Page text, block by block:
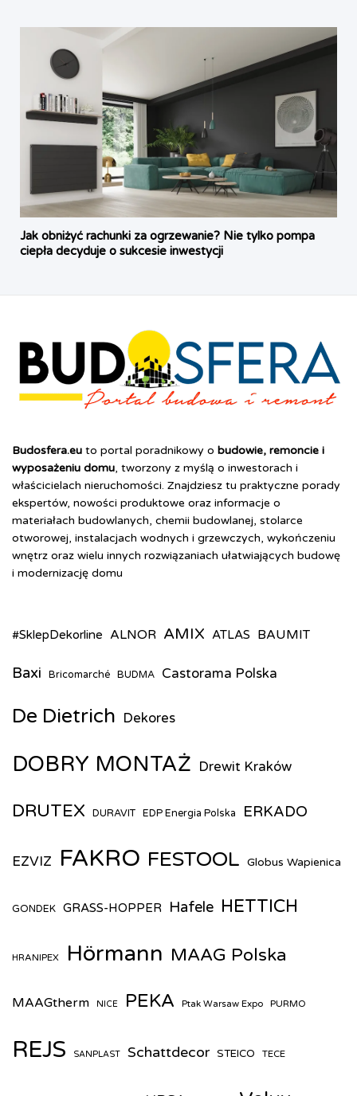
Jak obniżyć rachunki za ogrzewanie? Nie tylko pompa
ciepła decyduje o sukcesie inwestycji
Budosfera.eu to portal poradnikowy o budowie, remoncie i
wyposażeniu domu, tworzony z myślą o inwestorach i
właścicielach nieruchomości. Znajdziesz tu praktyczne porady
ekspertów, nowości produktowe oraz informacje o
materiałach budowlanych, chemii budowlanej, stolarce
otworowej, instalacjach wodnych i grzewczych, wykończeniu
wnętrz oraz wielu innych rozwiązaniach ułatwiających budowę
i modernizację domu
#SklepDekorline ALNOR AMIX ATLAS BAUMIT
Baxi Bricomarché BUDMA Castorama Polska
De Dietrich Dekores
DOBRY MONTAŻ Drewit Kraków
DRUTEX DURAVIT EDP Energia Polska ERKADO
EZVIZ FAKRO FESTOOL Globus Wapienica
GONDEK GRASS-HOPPER Hafele HETTICH
HRANIPEX Hörmann MAAG Polska
MAAGtherm NICE PEKA Ptak Warsaw Expo PURMO
REJS SANPLAST Schattdecor STEICO TECE